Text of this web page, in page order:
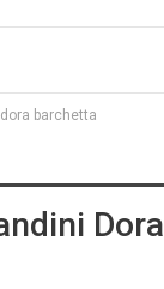
barchetta
Dora